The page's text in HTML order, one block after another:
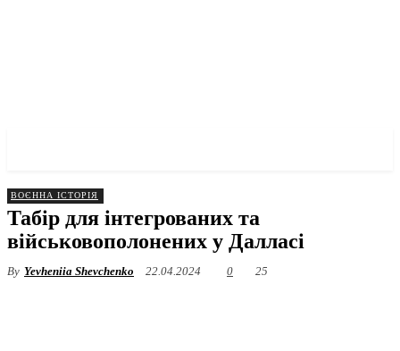
ВОЄННА ІСТОРІЯ
Табір для інтегрованих та
військовополонених у Далласі
By Yevheniia Shevchenko 22.04.2024 0 25